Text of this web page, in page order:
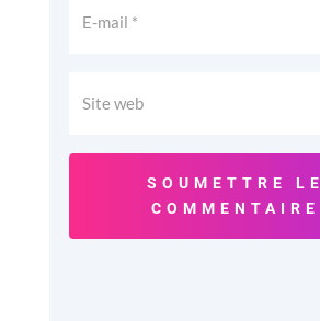
SOUMETTRE LE
COMMENTAIRE